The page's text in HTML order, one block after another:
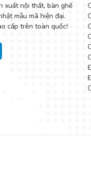
này chính là thiết kế trẻ
xuất nội thất, bàn ghế
mẫu mã hiện đại.
cấp trên toàn quốc!